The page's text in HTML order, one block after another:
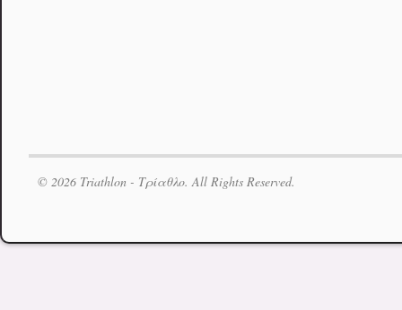
© 2026 Triathlon - Τρίαθλο. All Rights Reserved.